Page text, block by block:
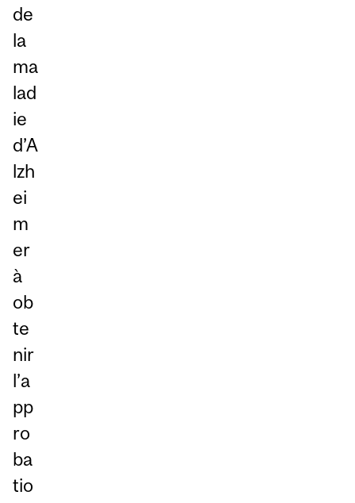
de
la
ma
lad
ie
d’A
lzh
ei
m
er
à
ob
te
nir
l’a
pp
ro
ba
tio